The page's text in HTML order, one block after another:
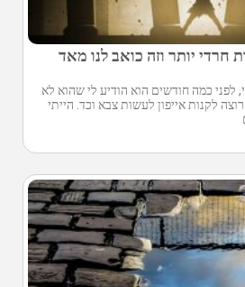
חרדי יותר וזה כואב לנו מאד
בן 17 ,ליטאי, לפני כמה חודשים הוא הודיע לי שהוא לא
לקנות אייפון לעשות צבא וכד. הייתי